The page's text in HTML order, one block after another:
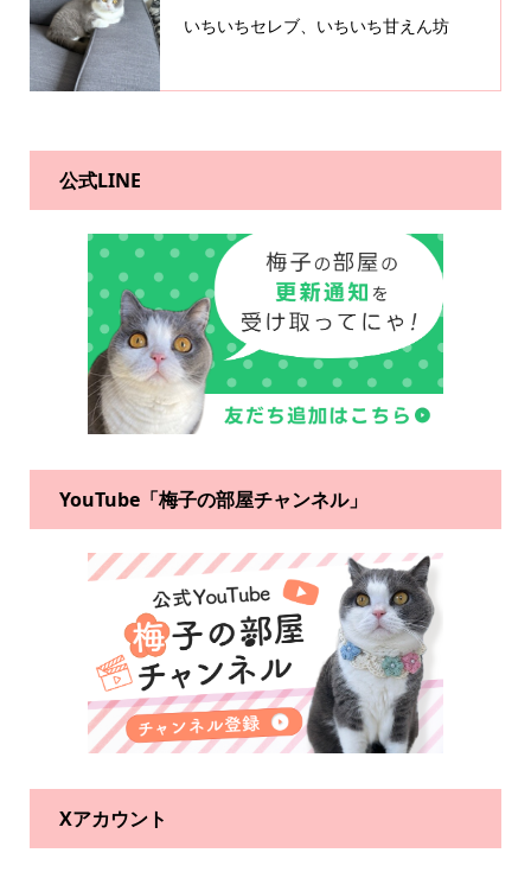
いちいちセレブ、いちいち甘えん坊
公式LINE
YouTube「梅子の部屋チャンネル」
Xアカウント